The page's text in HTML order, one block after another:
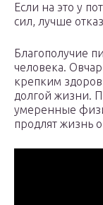
Если на это у
сил, лучше
Благополучие
человека.
крепким
долгой жизни.
умеренные
продлят жизнь